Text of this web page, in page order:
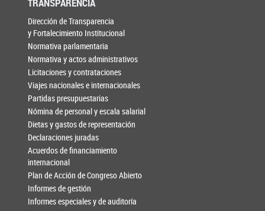
TRANSPARENCIA
Dirección de Transparencia
y Fortalecimiento Institucional
Normativa parlamentaria
Normativa y actos administrativos
Licitaciones y contrataciones
Viajes nacionales e internacionales
Partidas presupuestarias
Nómina de personal y escala salarial
Dietas y gastos de representación
Declaraciones juradas
Acuerdos de financiamiento
internacional
Plan de Acción de Congreso Abierto
Informes de gestión
Informes especiales y de auditoría